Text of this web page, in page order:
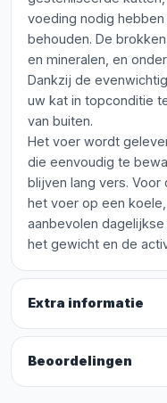
voeding nodig
behouden. De
en mineralen, en
Dankzij de
uw kat in topconditie
van buiten.
Het voer wordt
die eenvoudig te
blijven lang vers.
het voer op een
aanbevolen
het gewicht en de
Extra informatie
Beoordelingen